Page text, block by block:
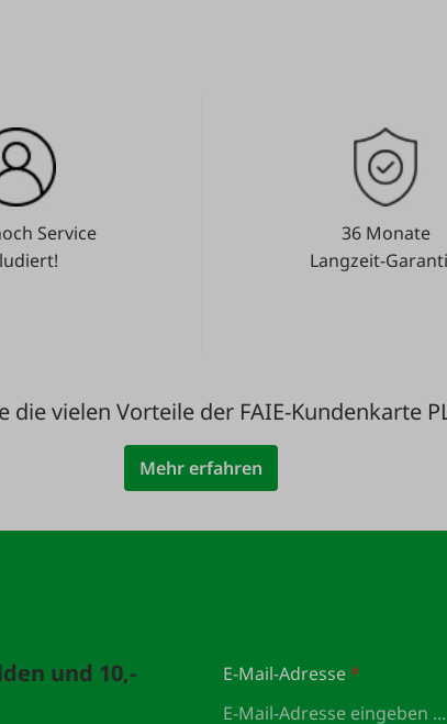
Service
36 Monate
Langzeit-
die vielen Vorteile der FAIE-Kundenkarte
Mehr erfahren
und 10,-
E-Mail-Adresse*